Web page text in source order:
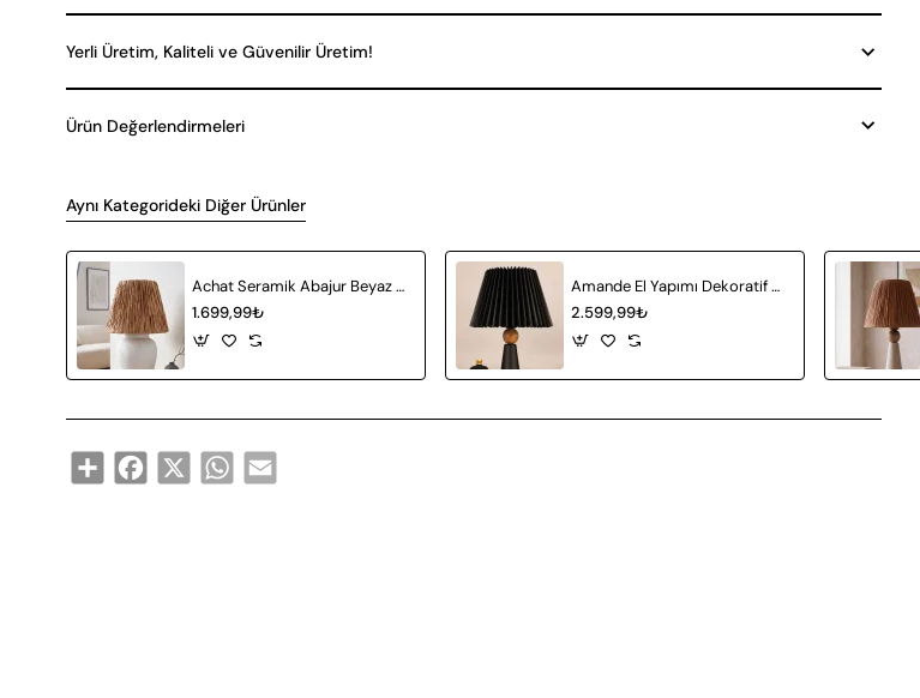
Yerli Üretim, Kaliteli ve Güvenilir Üretim!
Ürün Değerlendirmeleri
Aynı Kategorideki Diğer Ürünler
Achat Seramik Abajur Beyaz Hasır
1.699,99₺
Amande El Yapımı Dekoratif Seramik Abajur Siyah
2.599,99₺
Share Facebook
X WhatsApp
Email